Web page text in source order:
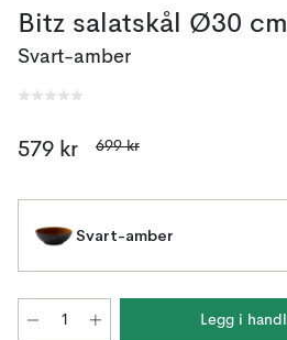
Bitz salatskål Ø30 cm
Svart-amber
579 kr 699 kr
Svart-amber
Legg i